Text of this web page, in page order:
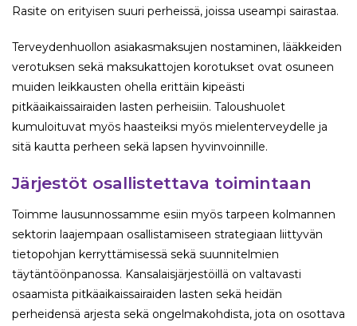
Rasite on erityisen suuri perheissä, joissa useampi sairastaa.
Terveydenhuollon asiakasmaksujen nostaminen, lääkkeiden
verotuksen sekä maksukattojen korotukset ovat osuneen
muiden leikkausten ohella erittäin kipeästi
pitkäaikaissairaiden lasten perheisiin. Taloushuolet
kumuloituvat myös haasteiksi myös mielenterveydelle ja
sitä kautta perheen sekä lapsen hyvinvoinnille.
Järjestöt osallistettava toimintaan
Toimme lausunnossamme esiin myös tarpeen kolmannen
sektorin laajempaan osallistamiseen strategiaan liittyvän
tietopohjan kerryttämisessä sekä suunnitelmien
täytäntöönpanossa. Kansalaisjärjestöillä on valtavasti
osaamista pitkäaikaissairaiden lasten sekä heidän
perheidensä arjesta sekä ongelmakohdista, jota on osottava